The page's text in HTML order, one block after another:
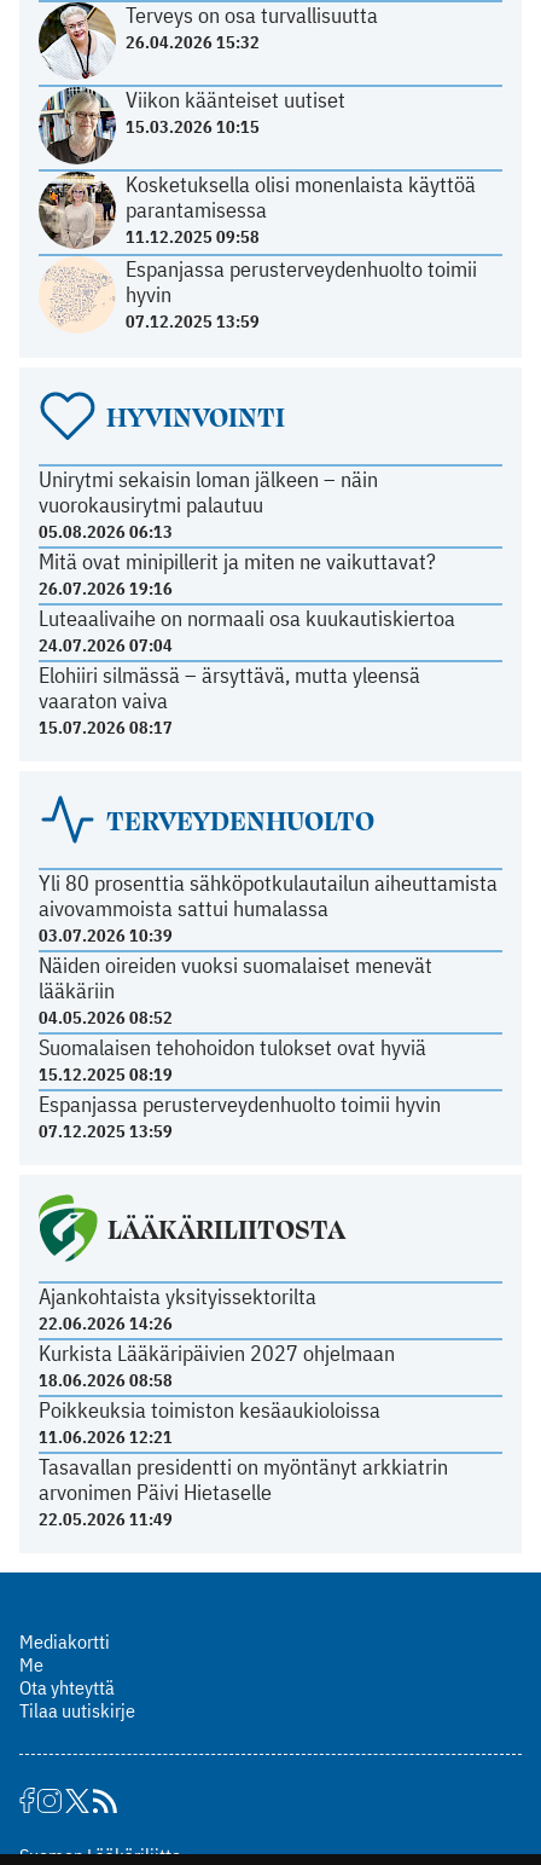
Terveys on osa turvallisuutta
26.04.2026 15:32
Viikon käänteiset uutiset
15.03.2026 10:15
Kosketuksella olisi monenlaista käyttöä
parantamisessa
11.12.2025 09:58
Espanjassa perusterveydenhuolto toimii
hyvin
07.12.2025 13:59
HYVINVOINTI
Unirytmi sekaisin loman jälkeen – näin
vuorokausirytmi palautuu
05.08.2026 06:13
Mitä ovat minipillerit ja miten ne vaikuttavat?
26.07.2026 19:16
Luteaalivaihe on normaali osa kuukautiskiertoa
24.07.2026 07:04
Elohiiri silmässä – ärsyttävä, mutta yleensä
vaaraton vaiva
15.07.2026 08:17
TERVEYDENHUOLTO
Yli 80 prosenttia sähköpotkulautailun aiheuttamista
aivovammoista sattui humalassa
03.07.2026 10:39
Näiden oireiden vuoksi suomalaiset menevät
lääkäriin
04.05.2026 08:52
Suomalaisen tehohoidon tulokset ovat hyviä
15.12.2025 08:19
Espanjassa perusterveydenhuolto toimii hyvin
07.12.2025 13:59
LÄÄKÄRILIITOSTA
Ajankohtaista yksityissektorilta
22.06.2026 14:26
Kurkista Lääkäripäivien 2027 ohjelmaan
18.06.2026 08:58
Poikkeuksia toimiston kesäaukioloissa
11.06.2026 12:21
Tasavallan presidentti on myöntänyt arkkiatrin
arvonimen Päivi Hietaselle
22.05.2026 11:49
Mediakortti
Me
Ota yhteyttä
Tilaa uutiskirje
Suomen Lääkäriliitto